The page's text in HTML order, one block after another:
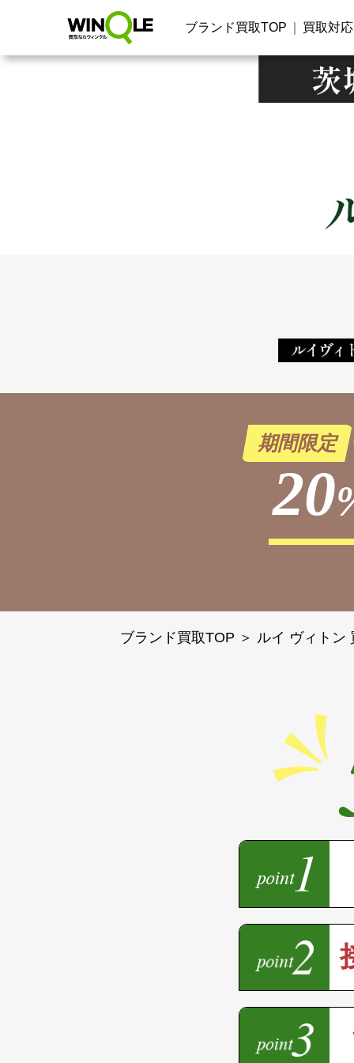
ブランド買取TOP 買取対
期間限定
20
ブランド買取TOP ＞ ルイ ヴィトン